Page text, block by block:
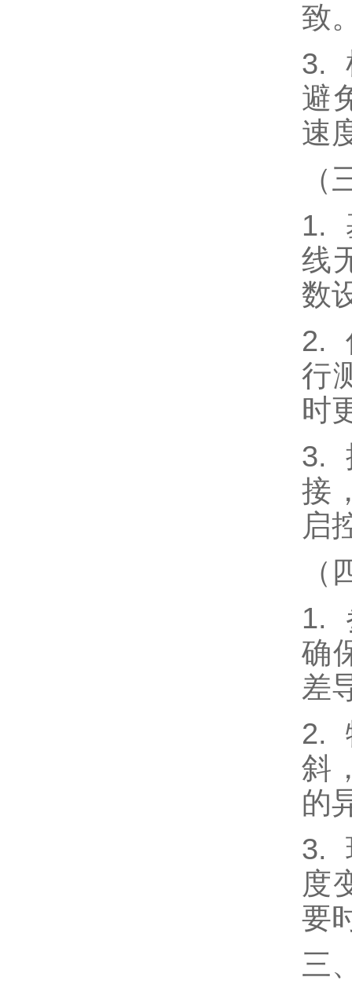
致
3.
避
速
1.
线
数
2.
行
时
3.
接
启
1.
确
差
2.
斜
的
3.
度
要
三